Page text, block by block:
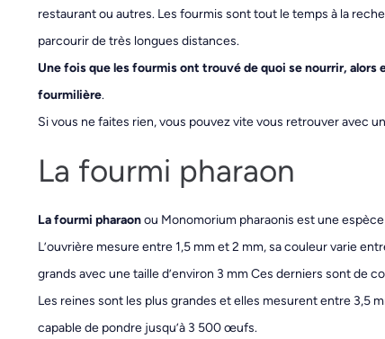
restaurant ou autres. Les fourmis sont tout le temps à la
parcourir de très longues distances.
Une fois que les fourmis ont trouvé de quoi se nourrir,
fourmilière.
Si vous ne faites rien, vous pouvez vite vous retrouver avec
La fourmi pharaon
La fourmi pharaonou Monomorium pharaonis est une
L’ouvrière mesure entre 1,5 mm et 2 mm, sa couleur varie
grands avec une taille d’environ 3 mm Ces derniers sont de
Les reines sont les plus grandes et elles mesurent entre 3,5
capable de pondre jusqu’à 3 500 œufs.